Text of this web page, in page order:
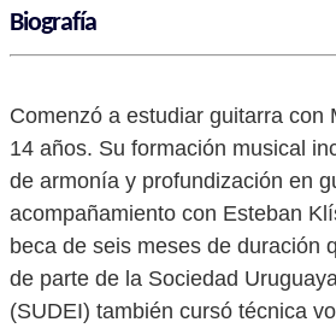
Biografía
Comenzó a estudiar guitarra con
14 años. Su formación musical
de armonía y profundización en
acompañamiento con Esteban
beca de seis meses de duración
de parte de la Sociedad
(SUDEI) también cursó técnica